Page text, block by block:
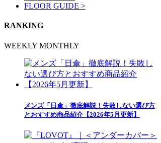
FLOOR GUIDE >
RANKING
WEEKLY MONTHLY
メンズ「日傘」徹底解説！失敗しない選び方
とおすすめ商品紹介【2026年5月更新】